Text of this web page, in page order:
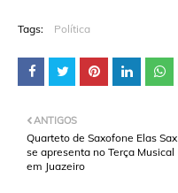
Tags: Política
ANTIGOS
Quarteto de Saxofone Elas Sax
se apresenta no Terça Musical
em Juazeiro